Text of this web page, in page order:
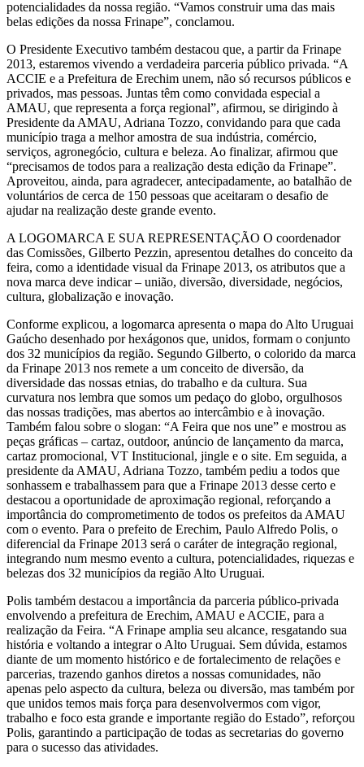
potencialidades da nossa região. “Vamos construir uma das mais
belas edições da nossa Frinape”, conclamou.
O Presidente Executivo também destacou que, a partir da Frinape
2013, estaremos vivendo a verdadeira parceria público privada. “A
ACCIE e a Prefeitura de Erechim unem, não só recursos públicos e
privados, mas pessoas. Juntas têm como convidada especial a
AMAU, que representa a força regional”, afirmou, se dirigindo à
Presidente da AMAU, Adriana Tozzo, convidando para que cada
município traga a melhor amostra de sua indústria, comércio,
serviços, agronegócio, cultura e beleza. Ao finalizar, afirmou que
“precisamos de todos para a realização desta edição da Frinape”.
Aproveitou, ainda, para agradecer, antecipadamente, ao batalhão de
voluntários de cerca de 150 pessoas que aceitaram o desafio de
ajudar na realização deste grande evento.
A LOGOMARCA E SUA REPRESENTAÇÃO O coordenador
das Comissões, Gilberto Pezzin, apresentou detalhes do conceito da
feira, como a identidade visual da Frinape 2013, os atributos que a
nova marca deve indicar – união, diversão, diversidade, negócios,
cultura, globalização e inovação.
Conforme explicou, a logomarca apresenta o mapa do Alto Uruguai
Gaúcho desenhado por hexágonos que, unidos, formam o conjunto
dos 32 municípios da região. Segundo Gilberto, o colorido da marca
da Frinape 2013 nos remete a um conceito de diversão, da
diversidade das nossas etnias, do trabalho e da cultura. Sua
curvatura nos lembra que somos um pedaço do globo, orgulhosos
das nossas tradições, mas abertos ao intercâmbio e à inovação.
Também falou sobre o slogan: “A Feira que nos une” e mostrou as
peças gráficas – cartaz, outdoor, anúncio de lançamento da marca,
cartaz promocional, VT Institucional, jingle e o site. Em seguida, a
presidente da AMAU, Adriana Tozzo, também pediu a todos que
sonhassem e trabalhassem para que a Frinape 2013 desse certo e
destacou a oportunidade de aproximação regional, reforçando a
importância do comprometimento de todos os prefeitos da AMAU
com o evento. Para o prefeito de Erechim, Paulo Alfredo Polis, o
diferencial da Frinape 2013 será o caráter de integração regional,
integrando num mesmo evento a cultura, potencialidades, riquezas e
belezas dos 32 municípios da região Alto Uruguai.
Polis também destacou a importância da parceria público-privada
envolvendo a prefeitura de Erechim, AMAU e ACCIE, para a
realização da Feira. “A Frinape amplia seu alcance, resgatando sua
história e voltando a integrar o Alto Uruguai. Sem dúvida, estamos
diante de um momento histórico e de fortalecimento de relações e
parcerias, trazendo ganhos diretos a nossas comunidades, não
apenas pelo aspecto da cultura, beleza ou diversão, mas também por
que unidos temos mais força para desenvolvermos com vigor,
trabalho e foco esta grande e importante região do Estado”, reforçou
Polis, garantindo a participação de todas as secretarias do governo
para o sucesso das atividades.